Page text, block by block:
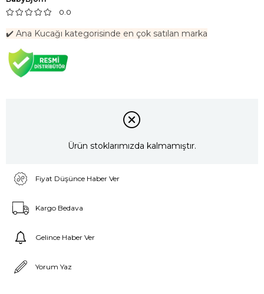
0.0
✔️ Ana Kucağı kategorisinde en çok satılan marka
Ürün stoklarımızda kalmamıştır.
Fiyat Düşünce Haber Ver
Kargo Bedava
Gelince Haber Ver
Yorum Yaz